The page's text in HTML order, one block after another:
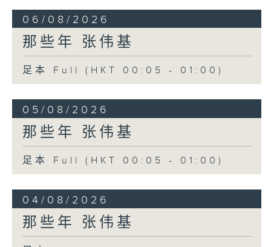
06/08/2026
那些年 张伟基
足本 Full (HKT 00:05 - 01:00)
05/08/2026
那些年 张伟基
足本 Full (HKT 00:05 - 01:00)
04/08/2026
那些年 张伟基